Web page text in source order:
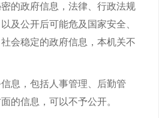
的政府信息，法律、行政法规
及公开后可能危及国家安全、
会稳定的政府信息，本机关不
息，包括人事管理、后勤管
的信息，可以不予公开。